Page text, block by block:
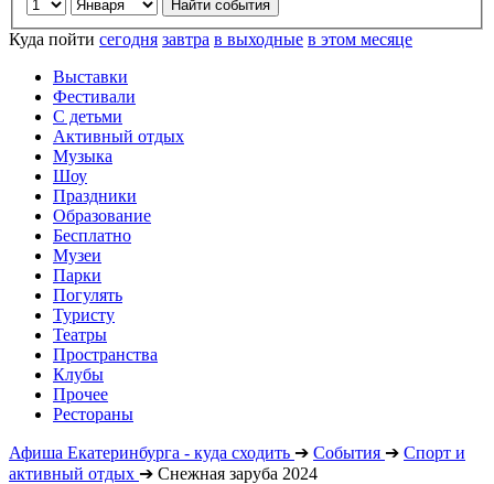
Куда пойти сегодня завтра в выходные в этом месяце
Выставки
Фестивали
С детьми
Активный отдых
Музыка
Шоу
Праздники
Образование
Бесплатно
Музеи
Парки
Погулять
Туристу
Театры
Пространства
Клубы
Прочее
Рестораны
Афиша Екатеринбурга - куда сходить ➔ События ➔ Спорт и
активный отдых ➔ Снежная заруба 2024